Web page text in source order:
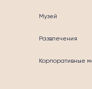
Музей
Развлечения
Корпоративные